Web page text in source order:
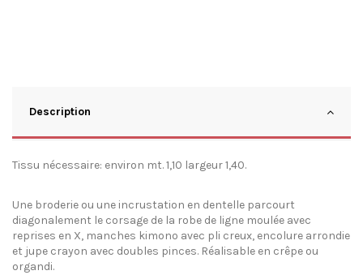
Description
Tissu nécessaire: environ mt. 1,10 largeur 1,40.
Une broderie ou une incrustation en dentelle parcourt
diagonalement le corsage de la robe de ligne moulée avec
reprises en X, manches kimono avec pli creux, encolure arrondie
et jupe crayon avec doubles pinces. Réalisable en crêpe ou
organdi.